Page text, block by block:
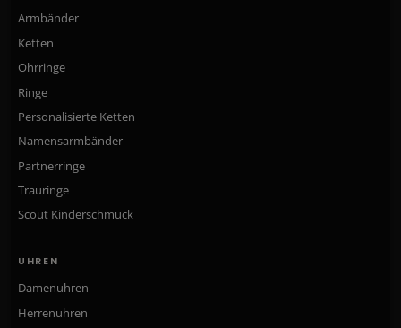
Armbänder
Ketten
Ohrringe
Ringe
Personalisierte Ketten
Namensarmbänder
Partnerringe
Trauringe
Scout Kinderschmuck
UHREN
Damenuhren
Herrenuhren